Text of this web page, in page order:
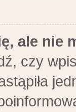
ale nie
czy